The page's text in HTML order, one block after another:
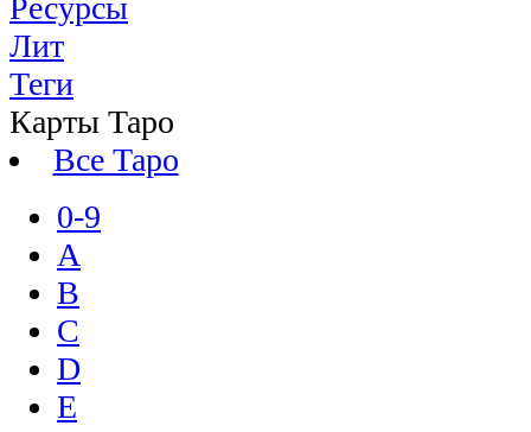
Ресурсы
Лит
Теги
Карты Таро
Все Таро
0-9
A
B
C
D
E